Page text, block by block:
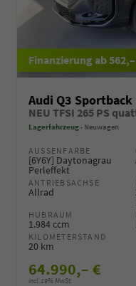
ab
Audi Q3 Sportback
Lagerfahrzeug Neuwagen
AUSSENFARBE
[6Y6Y] Daytonagrau
Perleffekt
ANTRIEBSACHSE
Allrad
HUBRAUM
1.984 ccm
KILOMETERSTAND
20 km
64.990,– €
incl. 19% MwSt.